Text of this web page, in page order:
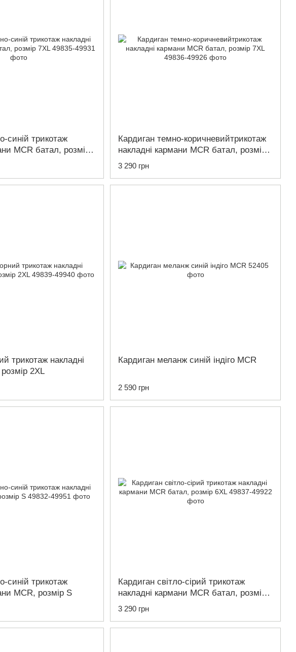
синій трикотаж
MCR батал, розмір
Кардиган темно-коричневийтрикотаж
накладні кармани MCR батал, розмір
7XL
3 290 грн
трикотаж накладні
2XL
Кардиган меланж синій індіго MCR
2 590 грн
синій трикотаж
MCR, розмір S
Кардиган світло-сірий трикотаж
накладні кармани MCR батал, розмір
6XL
3 290 грн